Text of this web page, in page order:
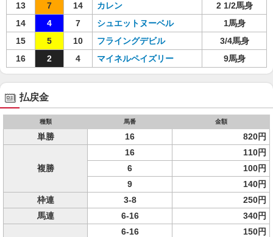
13
7 14 カレン
2 1/2馬身
14
4 7 シュエットヌーベル
1馬身
15
5 10 フライングデビル
3/4馬身
16
2 4 マイネルペイズリー 9馬身
払戻金
種類 馬番 金額
単勝 16 820円
複勝
16
110円
6
100円
9
140円
枠連
3-8
250円
馬連
6-16 340円
6-16
150円